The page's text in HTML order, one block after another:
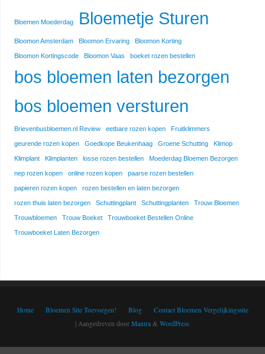
Bloemen Moederdag Bloemetje Sturen
Bloomon Amsterdam Bloomon Ervaring Bloomon Korting
Bloomon Kortingscode Bloomon Vaas boeket rozen bestellen
bos bloemen laten bezorgen
bos bloemen versturen
Brievenbusbloemen.nl Review eetbare rozen kopen Fruitklimmers
geurende rozen kopen Goedkope Beukenhaag Groene Schutting Klimop
Klimplant Klimplanten losse rozen bestellen Moederdag Bloemen Bezorgen
nep rozen kopen online rozen kopen paarse rozen bestellen
papieren rozen kopen rozen bestellen en laten bezorgen
rozen thuis laten bezorgen Schuttingplant Schuttingplanten Trouw Bloemen
Trouwbloemen Trouw Boeket Trouwboeket Bestellen Online
Trouwboeket Laten Bezorgen
Home Bloemen Site Toevoegen! Blog
Contact Bloemen Vergelijkingssite
| Aangedreven door Mantra& WordPress.